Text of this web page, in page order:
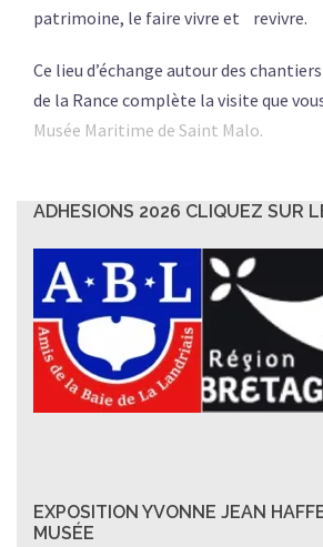
patrimoine, le faire vivre et revivre.
Ce lieu d’échange autour des
de la Rance complète la visite que
Musée Maritime de Saint Malo.
ADHESIONS 2026 CLIQUEZ SUR
EXPOSITION YVONNE JEAN
MUSÉE